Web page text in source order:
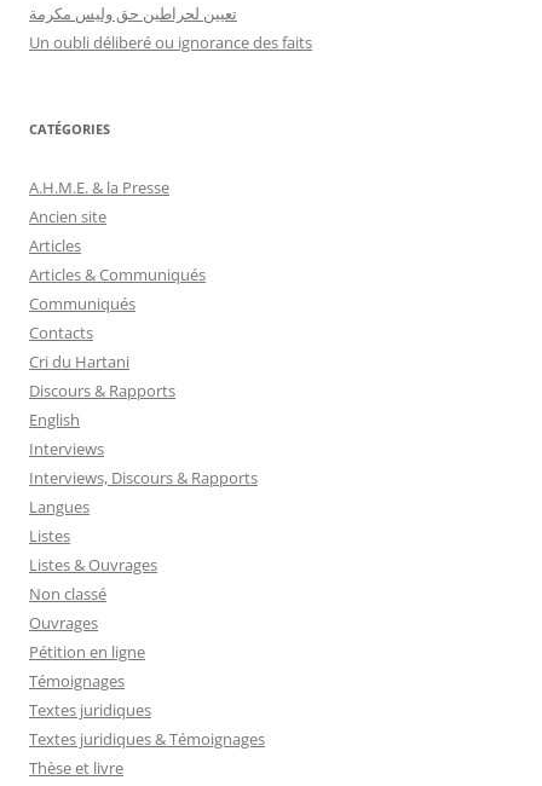
تعيين لحراطين حق وليس مكرمة
Un oubli déliberé ou ignorance des faits
CATÉGORIES
A.H.M.E. & la Presse
Ancien site
Articles
Articles & Communiqués
Communiqués
Contacts
Cri du Hartani
Discours & Rapports
English
Interviews
Interviews, Discours & Rapports
Langues
Listes
Listes & Ouvrages
Non classé
Ouvrages
Pétition en ligne
Témoignages
Textes juridiques
Textes juridiques & Témoignages
Thèse et livre